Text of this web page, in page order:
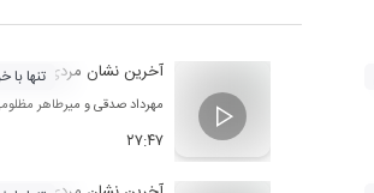
آخرین نشان مردی 10
مهرداد صدقیو میرطاهر
۲۷:۴۷
تنها با